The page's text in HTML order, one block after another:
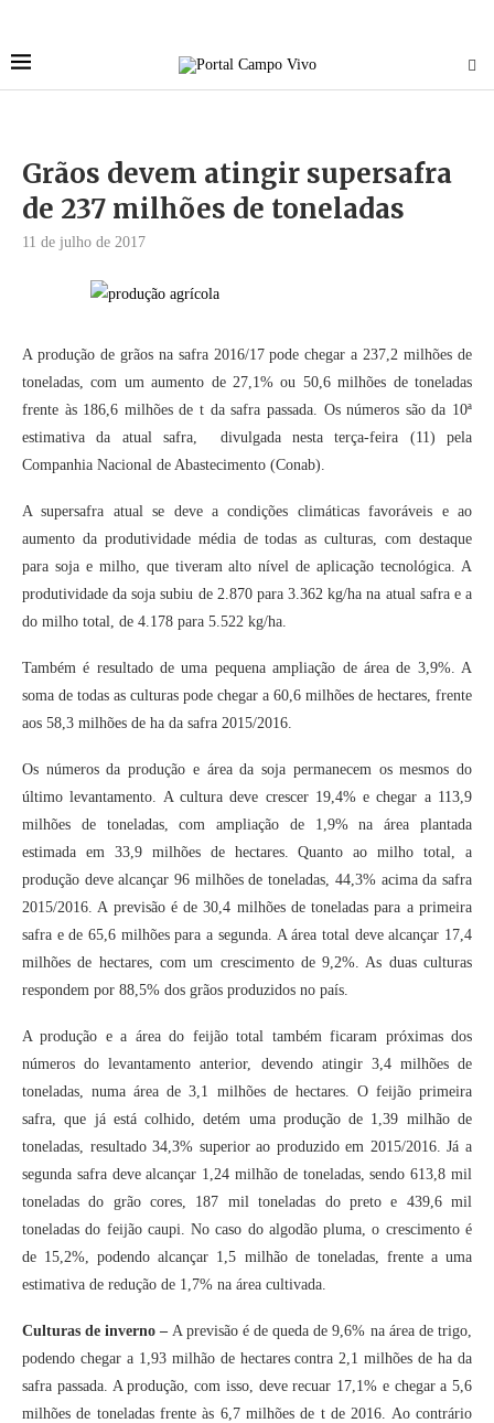
Grãos devem atingir supersafra
de 237 milhões de toneladas
11 de julho de 2017
A produção de grãos na safra 2016/17 pode chegar a 237,2 milhões de
toneladas, com um aumento de 27,1% ou 50,6 milhões de toneladas
frente às 186,6 milhões de t da safra passada. Os números são da 10ª
estimativa da atual safra, divulgada nesta terça-feira (11) pela
Companhia Nacional de Abastecimento (Conab).
A supersafra atual se deve a condições climáticas favoráveis e ao
aumento da produtividade média de todas as culturas, com destaque
para soja e milho, que tiveram alto nível de aplicação tecnológica. A
produtividade da soja subiu de 2.870 para 3.362 kg/ha na atual safra e a
do milho total, de 4.178 para 5.522 kg/ha.
Também é resultado de uma pequena ampliação de área de 3,9%. A
soma de todas as culturas pode chegar a 60,6 milhões de hectares, frente
aos 58,3 milhões de ha da safra 2015/2016.
Os números da produção e área da soja permanecem os mesmos do
último levantamento. A cultura deve crescer 19,4% e chegar a 113,9
milhões de toneladas, com ampliação de 1,9% na área plantada
estimada em 33,9 milhões de hectares. Quanto ao milho total, a
produção deve alcançar 96 milhões de toneladas, 44,3% acima da safra
2015/2016. A previsão é de 30,4 milhões de toneladas para a primeira
safra e de 65,6 milhões para a segunda. A área total deve alcançar 17,4
milhões de hectares, com um crescimento de 9,2%. As duas culturas
respondem por 88,5% dos grãos produzidos no país.
A produção e a área do feijão total também ficaram próximas dos
números do levantamento anterior, devendo atingir 3,4 milhões de
toneladas, numa área de 3,1 milhões de hectares. O feijão primeira
safra, que já está colhido, detém uma produção de 1,39 milhão de
toneladas, resultado 34,3% superior ao produzido em 2015/2016. Já a
segunda safra deve alcançar 1,24 milhão de toneladas, sendo 613,8 mil
toneladas do grão cores, 187 mil toneladas do preto e 439,6 mil
toneladas do feijão caupi. No caso do algodão pluma, o crescimento é
de 15,2%, podendo alcançar 1,5 milhão de toneladas, frente a uma
estimativa de redução de 1,7% na área cultivada.
Culturas de inverno – A previsão é de queda de 9,6% na área de trigo,
podendo chegar a 1,93 milhão de hectares contra 2,1 milhões de ha da
safra passada. A produção, com isso, deve recuar 17,1% e chegar a 5,6
milhões de toneladas frente às 6,7 milhões de t de 2016. Ao contrário